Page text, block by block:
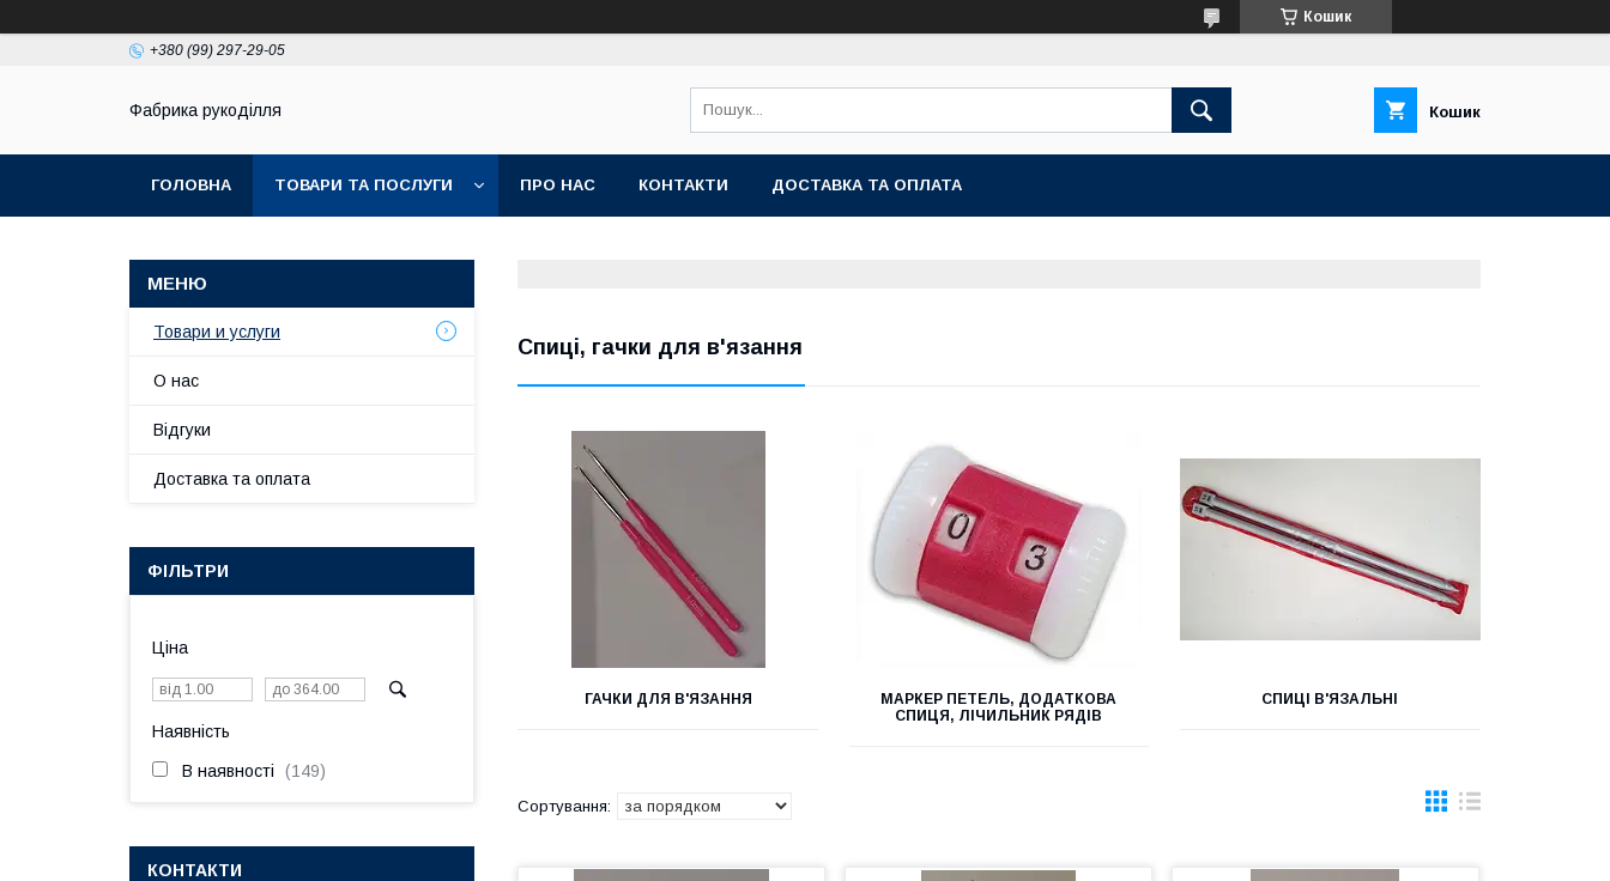
Кошик
+380 (99) 297-29-05
Фабрика рукоділля Кошик
ГОЛОВНА ТОВАРИ ТА ПОСЛУГИ ПРО НАС КОНТАКТИ ДОСТАВКА ТА ОПЛАТА
Спиці, гачки для в'язання
ГАЧКИ ДЛЯ В'ЯЗАННЯ
МАРКЕР ПЕТЕЛЬ, ДОДАТКОВА
СПИЦЯ, ЛІЧИЛЬНИК РЯДІВ
СПИЦІ В'ЯЗАЛЬНІ
Товари и услуги
О нас
Відгуки
Доставка та оплата
ФІЛЬТРИ
Ціна
Наявність
В наявності 149
КОНТАКТИ